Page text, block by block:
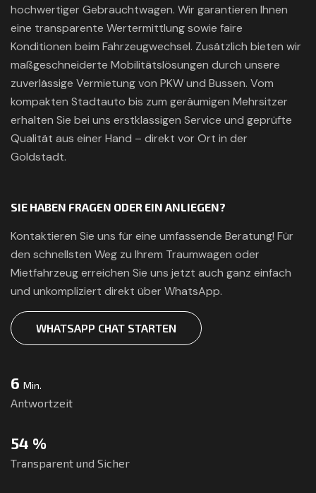
hochwertiger Gebrauchtwagen. Wir garantieren Ihnen
eine transparente Wertermittlung sowie faire
Konditionen beim Fahrzeugwechsel. Zusätzlich bieten wir
maßgeschneiderte Mobilitätslösungen durch unsere
zuverlässige Vermietung von PKW und Bussen. Vom
kompakten Stadtauto bis zum geräumigen Mehrsitzer
erhalten Sie bei uns erstklassigen Service und geprüfte
Qualität aus einer Hand – direkt vor Ort in der
Goldstadt.
SIE HABEN FRAGEN ODER EIN ANLIEGEN?
Kontaktieren Sie uns für eine umfassende Beratung! Für
den schnellsten Weg zu Ihrem Traumwagen oder
Mietfahrzeug erreichen Sie uns jetzt auch ganz einfach
und unkompliziert direkt über WhatsApp.
WHATSAPP CHAT STARTEN
8 Min.
Antwortzeit
80 %
Transparent und Sicher